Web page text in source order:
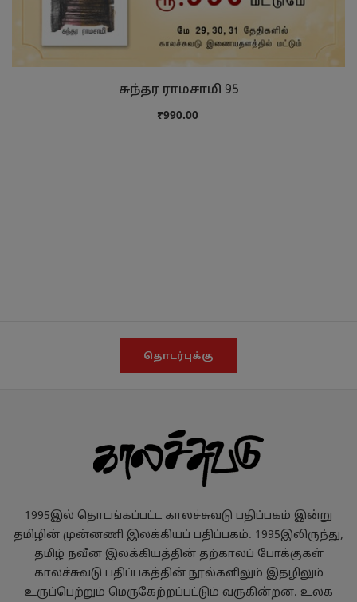
சுந்தர ராமசாமி 95
₹990.00
தொடர்புக்கு
1995இல் தொடங்கப்பட்ட காலச்சுவடு பதிப்பகம் இன்று
தமிழின் முன்னணி இலக்கியப் பதிப்பகம். 1995இலிருந்து,
தமிழ் நவீன இலக்கியத்தின் தற்காலப் போக்குகள்
காலச்சுவடு பதிப்பகத்தின் நூல்களிலும் இதழிலும்
உருப்பெற்றும் மெருகேற்றப்பட்டும் வருகின்றன. உலக